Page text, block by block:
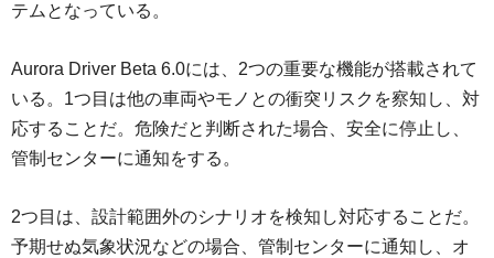
テムとなっている。
Aurora Driver Beta 6.0には、2つの重要な機能が搭載されて
いる。1つ目は他の車両やモノとの衝突リスクを察知し、対
応することだ。危険だと判断された場合、安全に停止し、
管制センターに通知をする。
2つ目は、設計範囲外のシナリオを検知し対応することだ。
予期せぬ気象状況などの場合、管制センターに通知し、オ